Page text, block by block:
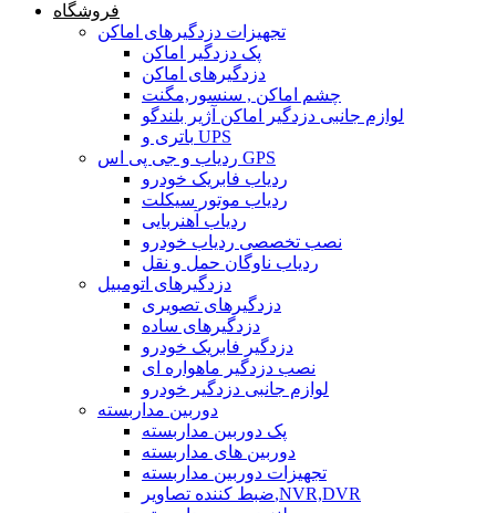
فروشگاه
تجهیزات دزدگیرهای اماکن
پک دزدگیر اماکن
دزدگیرهای اماکن
چشم اماکن , سنسور,مگنت
لوازم جانبی دزدگیر اماکن آژیر بلندگو
باتری و UPS
ردیاب و جی پی اس GPS
ردیاب فابریک خودرو
ردیاب موتور سیکلت
ردیاب آهنربایی
نصب تخصصی ردیاب خودرو
ردیاب ناوگان حمل و نقل
دزدگیرهای اتومبیل
دزدگیرهای تصویری
دزدگیرهای ساده
دزدگیر فابریک خودرو
نصب دزدگیر ماهواره ای
لوازم جانبی دزدگیر خودرو
دوربین مداربسته
پک دوربین مداربسته
دوربین های مداربسته
تجهیزات دوربین مداربسته
ضبط کننده تصاویر,NVR,DVR